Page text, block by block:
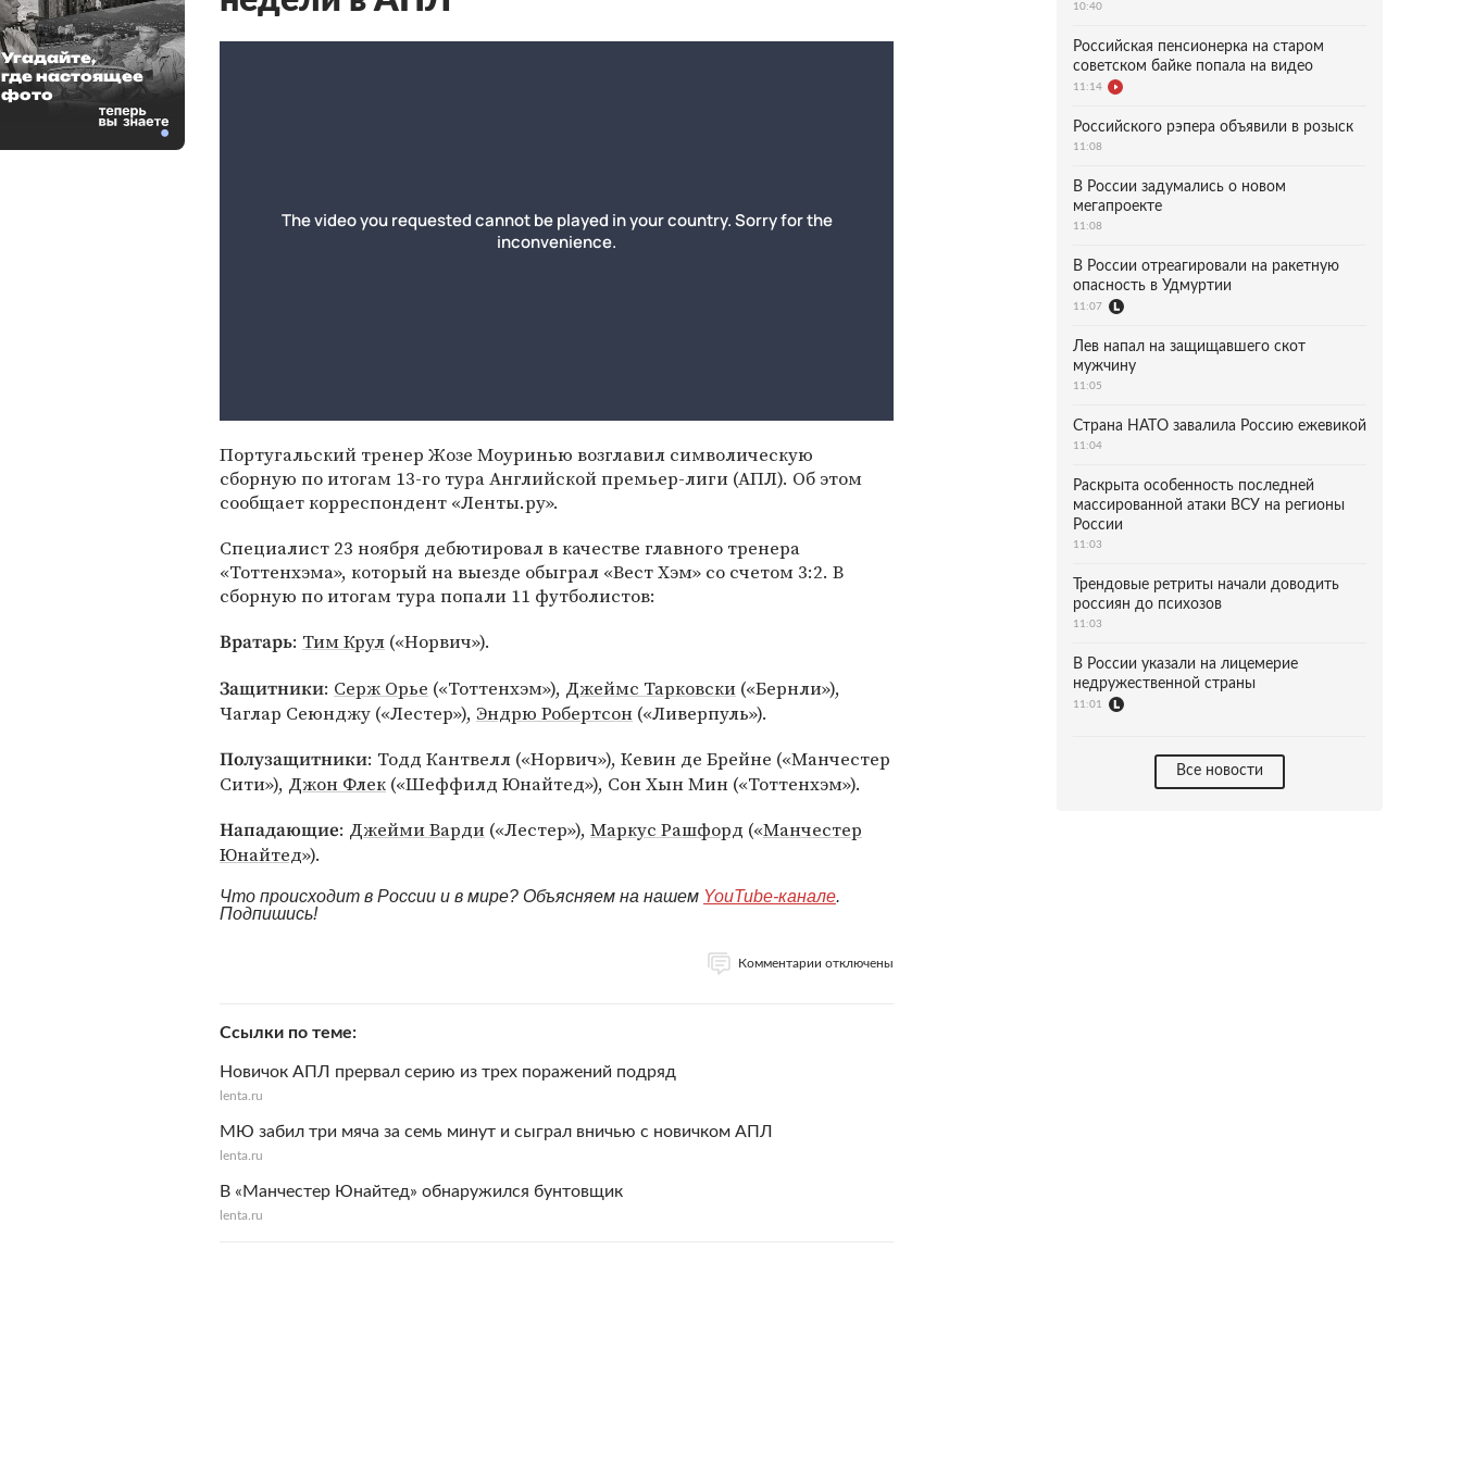
Португальский тренер Жозе Моуринью возглавил символическую
сборную по итогам 13-го тура Английской премьер-лиги (АПЛ). Об этом
сообщает корреспондент «Ленты.ру».
Специалист 23 ноября дебютировал в качестве главного тренера
«Тоттенхэма», который на выезде обыграл «Вест Хэм» со счетом 3:2. В
сборную по итогам тура попали 11 футболистов:
Вратарь: Тим Крул («Норвич»).
Защитники: Серж Орье («Тоттенхэм»), Джеймс Тарковски («Бернли»),
Чаглар Сеюнджу («Лестер»), Эндрю Робертсон («Ливерпуль»).
Полузащитники: Тодд Кантвелл («Норвич»), Кевин де Брейне («Манчестер
Сити»), Джон Флек («Шеффилд Юнайтед»), Сон Хын Мин («Тоттенхэм»).
Нападающие: Джейми Варди («Лестер»), Маркус Рашфорд («Манчестер
Юнайтед»).
Что происходит в России и в мире? Объясняем на нашем YouTube-канале.
Подпишись!
Комментарии отключены
Ссылки по теме
Новичок АПЛ прервал серию из трех поражений подряд
lenta.ru
МЮ забил три мяча за семь минут и сыграл вничью с новичком АПЛ
lenta.ru
В «Манчестер Юнайтед» обнаружился бунтовщик
lenta.ru
Угадайте,
где настоящее
фото
10:40
Российская пенсионерка на старом
советском байке попала на видео
11:14
Российского рэпера объявили в розыск
11:08
В России задумались о новом
мегапроекте
11:08
В России отреагировали на ракетную
опасность в Удмуртии
11:07
Лев напал на защищавшего скот
мужчину
11:05
Страна НАТО завалила Россию ежевикой
11:04
Раскрыта особенность последней
массированной атаки ВСУ на регионы
России
11:03
Трендовые ретриты начали доводить
россиян до психозов
11:03
В России указали на лицемерие
недружественной страны
11:01
Все новости